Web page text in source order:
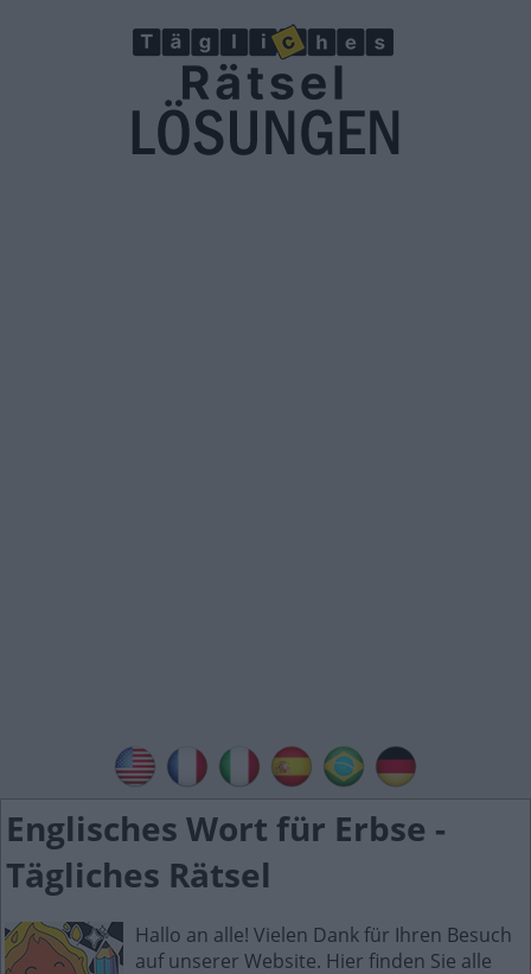
Englisches Wort für Erbse -
Tägliches Rätsel
Hallo an alle! Vielen Dank für Ihren Besuch
auf unserer Website. Hier finden Sie alle